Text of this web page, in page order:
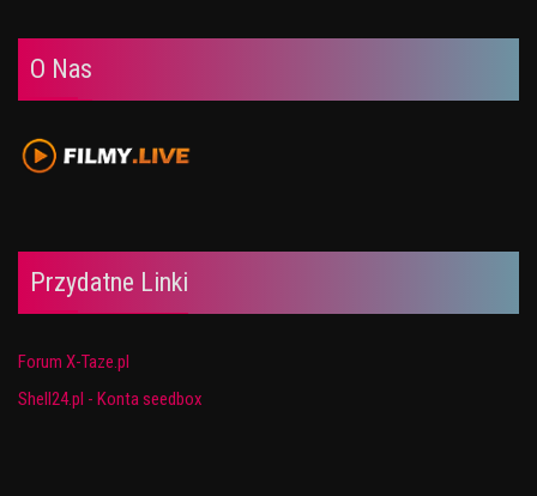
O Nas
Przydatne Linki
Forum X-Taze.pl
Shell24.pl - Konta seedbox